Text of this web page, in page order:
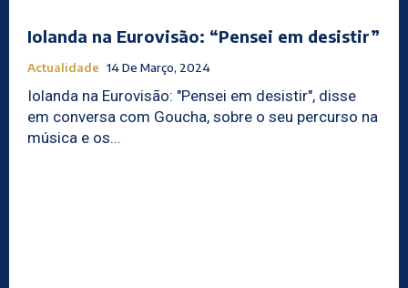
Iolanda na Eurovisão: “Pensei em desistir”
Actualidade 14 De Março, 2024
Iolanda na Eurovisão: "Pensei em desistir", disse
em conversa com Goucha, sobre o seu percurso na
música e os...